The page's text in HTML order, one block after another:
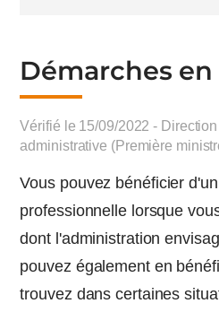
Démarches
Vérifié le 15/09/2022 -
administrative (Première
Vous pouvez bénéficier
professionnelle lorsque
dont l'administration
pouvez également en
trouvez dans certaines